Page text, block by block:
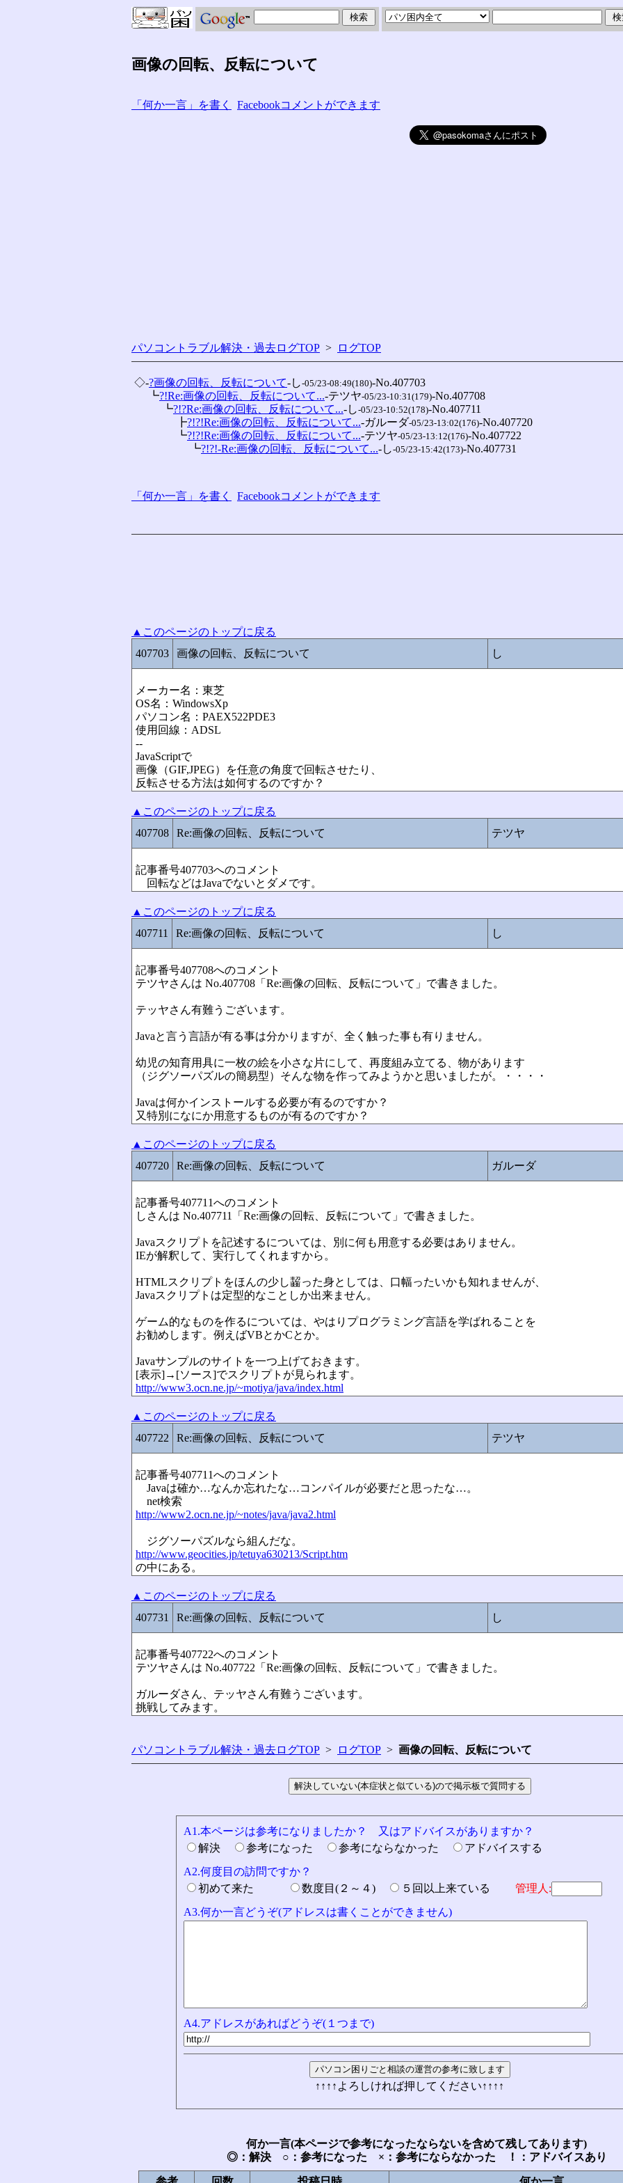
画像の回転、反転について
「何か一言」を書く Facebookコメントができます
パソコントラブル解決・過去ログTOP > ログTOP
◇-?画像の回転、反転について-し-05/23-08:49(180)-No.407703
┗?!Re:画像の回転、反転について...-テツヤ-05/23-10:31(179)-No.407708
┗?!?Re:画像の回転、反転について...-し-05/23-10:52(178)-No.407711
┣?!?!Re:画像の回転、反転について...-ガルーダ-05/23-13:02(176)-No.407720
┗?!?!Re:画像の回転、反転について...-テツヤ-05/23-13:12(176)-No.407722
┗?!?!-Re:画像の回転、反転について...-し-05/23-15:42(173)-No.407731
「何か一言」を書く Facebookコメントができます
▲このページのトップに戻る
407703
画像の回転、反転について し
メーカー名：東芝
OS名：WindowsXp
パソコン名：PAEX522PDE3
使用回線：ADSL
--
JavaScriptで
画像（GIF,JPEG）を任意の角度で回転させたり、
反転させる方法は如何するのですか？
▲このページのトップに戻る
407708
Re:画像の回転、反転について テツヤ
記事番号407703へのコメント
回転などはJavaでないとダメです。
▲このページのトップに戻る
407711
Re:画像の回転、反転について し
記事番号407708へのコメント
テツヤさんは No.407708「Re:画像の回転、反転について」で書きました。
テッヤさん有難うございます。
Javaと言う言語が有る事は分かりますが、全く触った事も有りません。
幼児の知育用具に一枚の絵を小さな片にして、再度組み立てる、物があります
（ジグソーパズルの簡易型）そんな物を作ってみようかと思いましたが。・・・・
Javaは何かインストールする必要が有るのですか？
又特別になにか用意するものが有るのですか？
▲このページのトップに戻る
407720
Re:画像の回転、反転について ガルーダ
記事番号407711へのコメント
しさんは No.407711「Re:画像の回転、反転について」で書きました。
Javaスクリプトを記述するについては、別に何も用意する必要はありません。
IEが解釈して、実行してくれますから。
HTMLスクリプトをほんの少し齧った身としては、口幅ったいかも知れませんが、
Javaスクリプトは定型的なことしか出来ません。
ゲーム的なものを作るについては、やはりプログラミング言語を学ばれることを
お勧めします。例えばVBとかCとか。
Javaサンプルのサイトを一つ上げておきます。
[表示]→[ソース]でスクリプトが見られます。
http://www3.ocn.ne.jp/~motiya/java/index.html
▲このページのトップに戻る
407722
Re:画像の回転、反転について テツヤ
記事番号407711へのコメント
Javaは確か…なんか忘れたな…コンパイルが必要だと思ったな…。
net検索
http://www2.ocn.ne.jp/~notes/java/java2.html
ジグソーパズルなら組んだな。
http://www.geocities.jp/tetuya630213/Script.htm
の中にある。
▲このページのトップに戻る
407731
Re:画像の回転、反転について し
記事番号407722へのコメント
テツヤさんは No.407722「Re:画像の回転、反転について」で書きました。
ガルーダさん、テッヤさん有難うございます。
挑戦してみます。
パソコントラブル解決・過去ログTOP > ログTOP > 画像の回転、反転について
A1.本ページは参考になりましたか？ 又はアドバイスがありますか？
解決
参考になった 参考にならなかった
アドバイスする
A2.何度目の訪問ですか？
初めて来た
数度目(２～４) ５回以上来ている 管理人:
A3.何か一言どうぞ(アドレスは書くことができません)
A4.アドレスがあればどうぞ(１つまで)
↑↑↑↑よろしければ押してください↑↑↑↑
何か一言(本ページで参考になったならないを含めて残してあります)
◎：解決 ○：参考になった ×：参考にならなかった ！：アドバイスあり